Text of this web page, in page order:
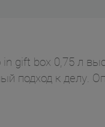
gift box 0,75 л
подход к делу.